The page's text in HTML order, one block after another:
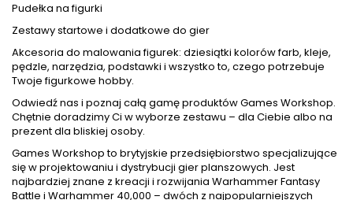
Pudełka na figurki
Zestawy startowe i dodatkowe do gier
Akcesoria do malowania figurek: dziesiątki kolorówfarb, kleje,
pędzle, narzędzia, podstawki i wszystko to, czego potrzebuje
Twoje figurkowe hobby.
Odwiedź nas i poznaj całą gamę produktów Games Workshop.
Chętnie doradzimy Ci w wyborze zestawu – dla Ciebie albo na
prezent dla bliskiej osoby.
Games Workshop to brytyjskie przedsiębiorstwo specjalizujące
się w projektowaniu i dystrybucji gier planszowych. Jest
najbardziej znane z kreacji i rozwijania Warhammer Fantasy
Battle i Warhammer 40,000 – dwóch z najpopularniejszych